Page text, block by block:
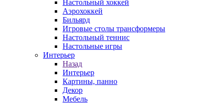
Настольный хоккей
Аэрохоккей
Бильярд
Игровые столы трансформеры
Настольный теннис
Настольные игры
Интерьер
Назад
Интерьер
Картины, панно
Декор
Мебель